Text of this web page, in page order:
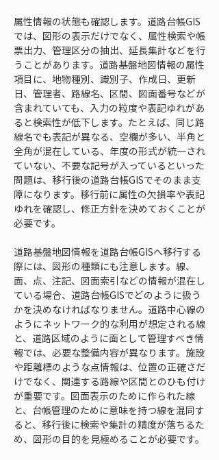
属性情報の状態も確認します。道路台帳GIS
では、図形の表示だけでなく、属性検索や帳
票出力、管理区分の抽出、延長集計などを行
うことがあります。道路基盤地図情報の属性
項目に、地物種別、識別子、作成日、更新
日、管理者、路線名、区間、図面番号などが
含まれていても、入力の粒度や表記ゆれがあ
ると検索性が低下します。たとえば、同じ路
線名でも表記が異なる、空欄が多い、半角と
全角が混在している、年度の形式が統一され
ていない、不要な記号が入っているといった
問題は、移行後の道路台帳GISでそのまま支
障になります。移行前に属性の欠損率や表記
ゆれを確認し、修正方針を決めておくことが
必要です。
道路基盤地図情報を道路台帳GISへ移行する
際には、図形の種類にも注意します。線、
面、点、注記、図面索引などの情報が混在し
ている場合、道路台帳GISでどのように扱う
かを決めなければなりません。道路中心線の
ようにネットワーク的な利用が想定される線
と、道路区域のように面として管理すべき情
報では、必要な整備内容が異なります。施設
や距離標のような点情報は、位置の正確さだ
けでなく、関連する路線や区間とのひも付け
が重要です。図面表示のために作られた線
と、台帳管理のために意味を持つ線を混同す
ると、移行後に検索や集計の精度が落ちるた
め、図形の目的を見極めることが必要です。